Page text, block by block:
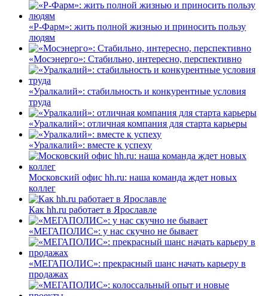
«Р-Фарм»: жить полной жизнью и приносить пользу
людям
«Мосэнерго»: Стабильно, интересно, перспективно
«Уралкалий»: стабильность и конкурентные условия
труда
«Уралкалий»: отличная компания для старта карьеры
«Уралкалий»: вместе к успеху
Московский офис hh.ru: наша команда ждет новых
коллег
Как hh.ru работает в Ярославле
«МЕГАПОЛИС»: у нас скучно не бывает
«МЕГАПОЛИС»: прекрасный шанс начать карьеру в
продажах